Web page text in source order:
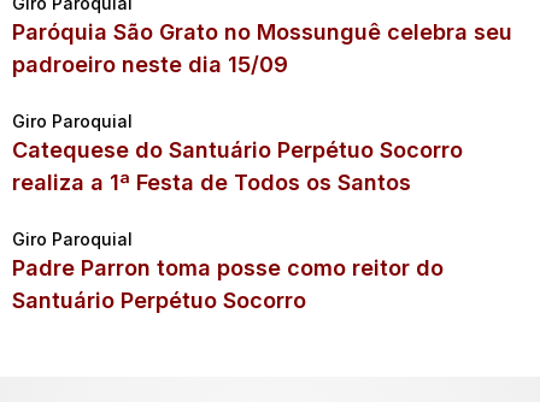
Paróquia São Grato no Mossunguê celebra seu
padroeiro neste dia 15/09
Giro Paroquial
Catequese do Santuário Perpétuo Socorro
realiza a 1ª Festa de Todos os Santos
Giro Paroquial
Padre Parron toma posse como reitor do
Santuário Perpétuo Socorro